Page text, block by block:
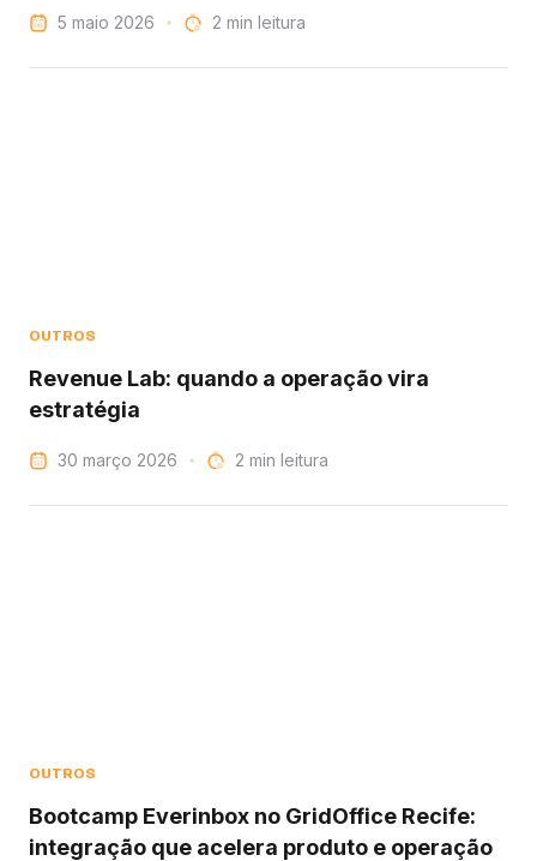
5 maio 2026 leitura
OUTROS
Revenue Lab: quando a operação vira
estratégia
30 março 2026 leitura
OUTROS
Bootcamp Everinbox no GridOffice Recife:
integração que acelera produto e operação